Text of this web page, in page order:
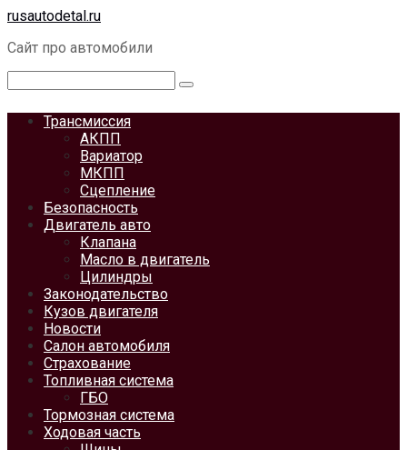
Перейти
контенту
rusautodetal.ru
Сайт про автомобили
Трансмиссия
АКПП
Вариатор
МКПП
Сцепление
Безопасность
Двигатель авто
Клапана
Масло в двигатель
Цилиндры
Законодательство
Кузов двигателя
Новости
Салон автомобиля
Страхование
Топливная система
ГБО
Тормозная система
Ходовая часть